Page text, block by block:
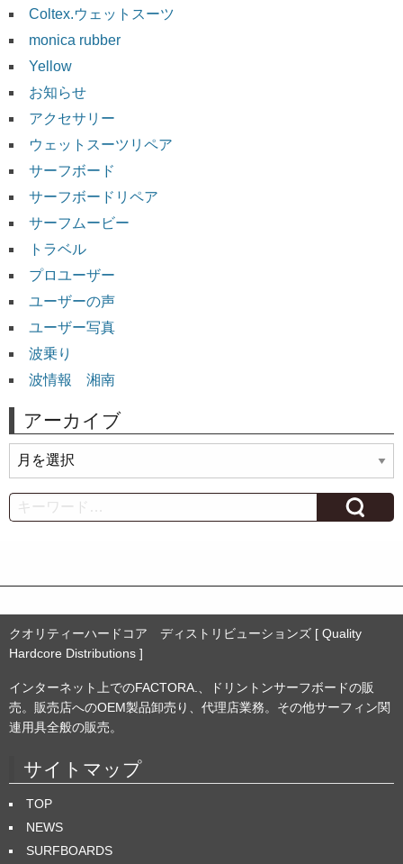
Coltex.ウェットスーツ
monica rubber
Yellow
お知らせ
アクセサリー
ウェットスーツリペア
サーフボード
サーフボードリペア
サーフムービー
トラベル
プロユーザー
ユーザーの声
ユーザー写真
波乗り
波情報 湘南
アーカイブ
ー
カ
イ
Search
クオリティーハードコア ディストリビューションズ [ Quality
Hardcore Distributions ]
インターネット上でのFACTORA.、ドリントンサーフボードの販
売。販売店へのOEM製品卸売り、代理店業務。その他サーフィン関
連用具全般の販売。
サイトマップ
TOP
NEWS
SURFBOARDS